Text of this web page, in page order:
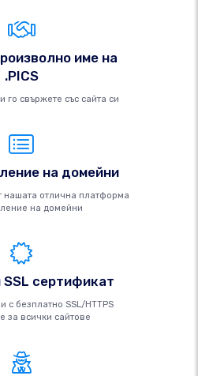
име на
.PICS
го свържете със сайта си
на домейни
нашата отлична платформа
на домейни
SSL сертификат
с безплатно SSL/HTTPS
за всички сайтове